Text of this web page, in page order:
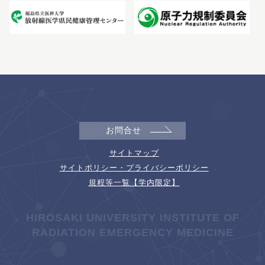
お問合せ
サイトマップ
サイトポリシー・プライバシーポリシー
規程等一覧【学内限定】
HIROSAKI UNIVERSITY INSTITUTE OF
RADIATION EMERGENCY MEDICINE